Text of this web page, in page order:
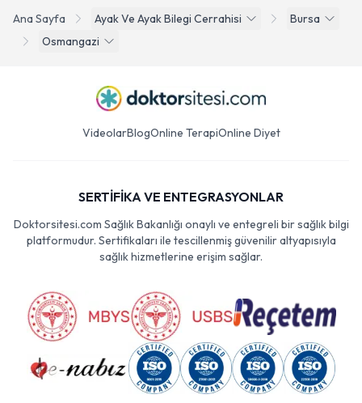
Ana Sayfa Ayak Ve Ayak Bilegi Cerrahisi
Bursa
Osmangazi
VideolarBlogOnline TerapiOnline Diyet
SERTİFİKA VE ENTEGRASYONLAR
Doktorsitesi.com Sağlık Bakanlığı onaylı ve entegreli bir sağlık bilgi
platformudur. Sertifikaları ile tescillenmiş güvenilir altyapısıyla
sağlık hizmetlerine erişim sağlar.